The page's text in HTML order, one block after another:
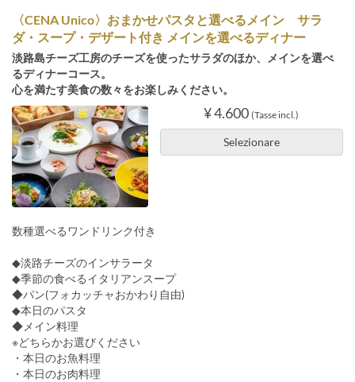
〈CENA Unico〉おまかせパスタと選べるメイン サラ
ダ・スープ・デザート付き メインを選べるディナー
淡路島チーズ工房のチーズを使ったサラダのほか、メインを選べ
るディナーコース。
心を満たす美食の数々をお楽しみください。
¥ 4.600 (Tasse incl.)
Selezionare
数種選べるワンドリンク付き
◆淡路チーズのインサラータ
◆季節の食べるイタリアンスープ
◆パン(フォカッチャおかわり自由)
◆本日のパスタ
◆メイン料理
※どちらかお選びください
・本日のお魚料理
・本日のお肉料理